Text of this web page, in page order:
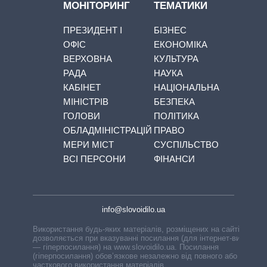
МОНІТОРИНГ
ПРЕЗИДЕНТ І
ОФІС
ВЕРХОВНА
РАДА
КАБІНЕТ
МІНІСТРІВ
ГОЛОВИ
ОБЛАДМІНІСТРАЦІЙ
МЕРИ МІСТ
ВСІ ПЕРСОНИ
ТЕМАТИКИ
БІЗНЕС
ЕКОНОМІКА
КУЛЬТУРА
НАУКА
НАЦІОНАЛЬНА
БЕЗПЕКА
ПОЛІТИКА
ПРАВО
СУСПІЛЬСТВО
ФІНАНСИ
info@slovoidilo.ua
Використання будь-яких матеріалів, розміщених на сайті,
дозволяється при вказуванні посилання (для інтернет-видань
— гіперпосилання) на www.slovoidilo.ua. Посилання
(гіперпосилання) обов’язкове незалежно від повного або
часткового використання матеріалів.